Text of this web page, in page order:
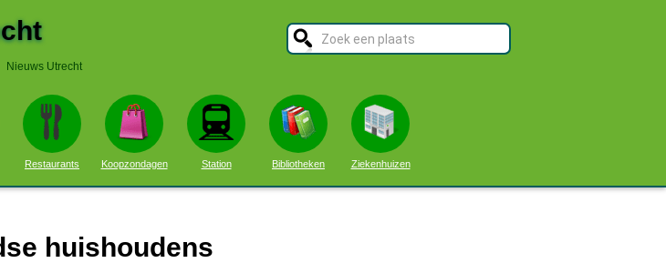
Nieuws Utrecht
Restaurants Koopzondagen Station Bibliotheken Ziekenhuizen
huishoudens